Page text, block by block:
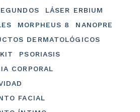
LÁSER ERBIUM
MORPHEUS 8
NANOPRE
DERMATOLÓGICOS
PSORIASIS
CORPORAL
FACIAL